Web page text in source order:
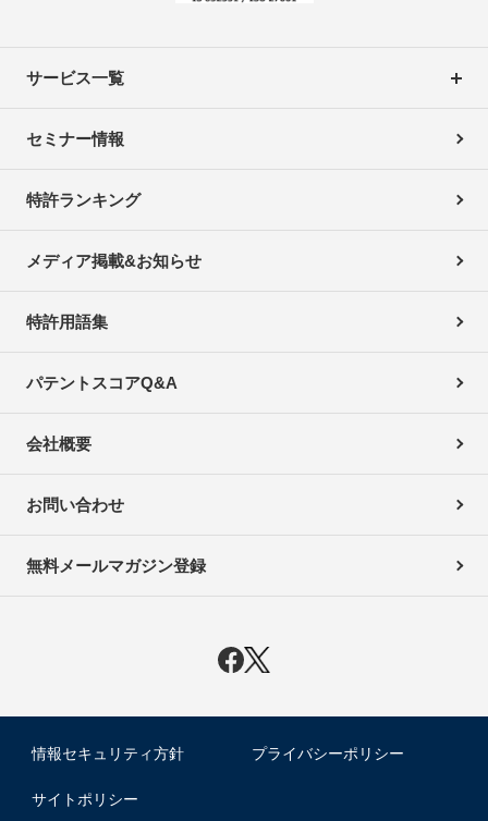
サービス一覧
セミナー情報
特許ランキング
メディア掲載&お知らせ
特許用語集
パテントスコアQ&A
会社概要
お問い合わせ
無料メールマガジン登録
情報セキュリティ方針 プライバシーポリシー
サイトポリシー